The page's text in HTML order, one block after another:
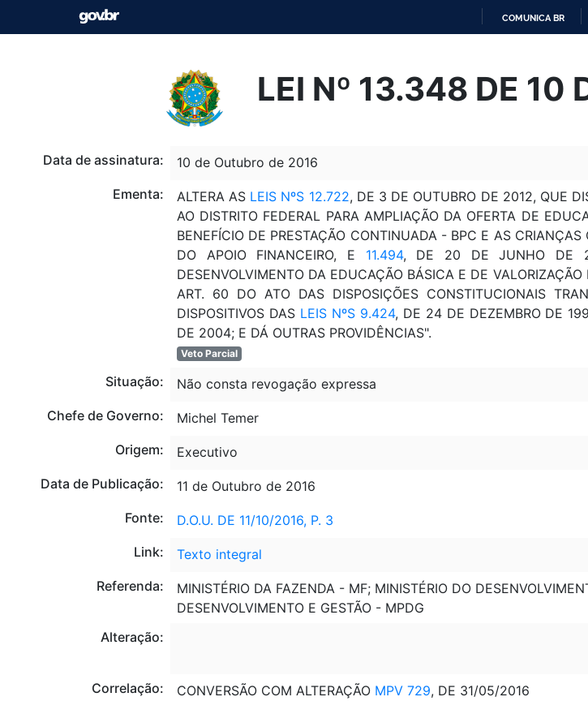
O
COMUNICA BR
LEI Nº 13.348 DE 10
Data de assinatura:
10 de Outubro de 2016
Ementa:
ALTERA AS LEIS NºS 12.722, DE 3 DE OUTUBRO DE 2012, QUE
AO DISTRITO FEDERAL PARA AMPLIAÇÃO DA OFERTA DE
BENEFÍCIO DE PRESTAÇÃO CONTINUADA - BPC E AS
DO APOIO FINANCEIRO, E 11.494, DE 20 DE JUNHO DE
DESENVOLVIMENTO DA EDUCAÇÃO BÁSICA E DE
ART. 60 DO ATO DAS DISPOSIÇÕES CONSTITUCIONAIS
DISPOSITIVOS DASLEIS NºS 9.424, DE 24 DE DEZEMBRO DE
DE 2004; E DÁ OUTRAS PROVIDÊNCIAS".
Veto Parcial
Situação:
Não consta revogação expressa
Chefe de Governo:
Michel Temer
Origem:
Executivo
Data de Publicação:
11 de Outubro de 2016
Fonte:
D.O.U. DE 11/10/2016, P. 3
Link:
Texto integral
Referenda:
MINISTÉRIO DA FAZENDA - MF; MINISTÉRIO DO
DESENVOLVIMENTO E GESTÃO - MPDG
Alteração:
Correlação: CONVERSÃO COM ALTERAÇÃO MPV 729, DE 31/05/2016